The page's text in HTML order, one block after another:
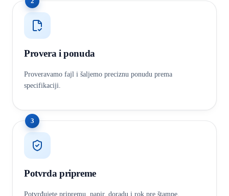
Provera i ponuda
Proveravamo fajl i šaljemo preciznu ponudu prema
specifikaciji.
3
Potvrda pripreme
Potvrđujete pripremu, papir, doradu i rok pre štampe.